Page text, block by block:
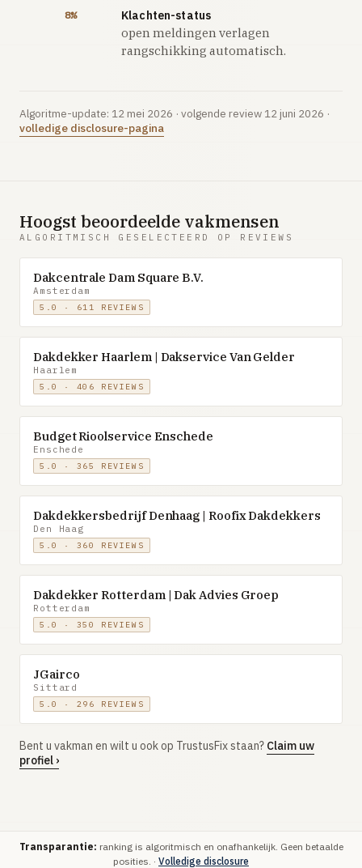
8% Klachten-status
open meldingen verlagen
rangschikking automatisch.
Algoritme-update: 12 mei 2026 · volgende review 12 juni 2026 ·
volledige disclosure-pagina
Hoogst beoordeelde vakmensen
ALGORITMISCH GESELECTEERD OP REVIEWS
Dakcentrale Dam Square B.V.
Amsterdam
5.0 · 611 REVIEWS
Dakdekker Haarlem | Dakservice Van Gelder
Haarlem
5.0 · 406 REVIEWS
Budget Rioolservice Enschede
Enschede
5.0 · 365 REVIEWS
Dakdekkersbedrijf Denhaag | Roofix Dakdekkers
Den Haag
5.0 · 360 REVIEWS
Dakdekker Rotterdam | Dak Advies Groep
Rotterdam
5.0 · 350 REVIEWS
JGairco
Sittard
5.0 · 296 REVIEWS
Bent u vakman en wilt u ook op TrustusFix staan? Claim uw
profiel ›
Transparantie: ranking is algoritmisch en onafhankelijk. Geen betaalde
posities. · Volledige disclosure